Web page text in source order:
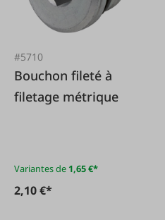
#5710
Bouchon fileté à
filetage métrique
Variantes de 1,65 €*
2,10 €*